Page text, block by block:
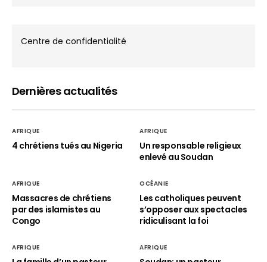
Centre de confidentialité
Dernières actualités
AFRIQUE
4 chrétiens tués au Nigeria
AFRIQUE
Un responsable religieux
enlevé au Soudan
AFRIQUE
Massacres de chrétiens
par des islamistes au
Congo
OCÉANIE
Les catholiques peuvent
s’opposer aux spectacles
ridiculisant la foi
AFRIQUE AFRIQUE